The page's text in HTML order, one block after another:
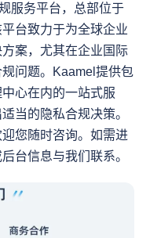
服务平台，总部位于
台致力于为全球企业
案，尤其在企业国际
问题。Kaamel提供包
心在内的一站式服
当的隐私合规决策。
您随时咨询。如需进
台信息与我们联系。